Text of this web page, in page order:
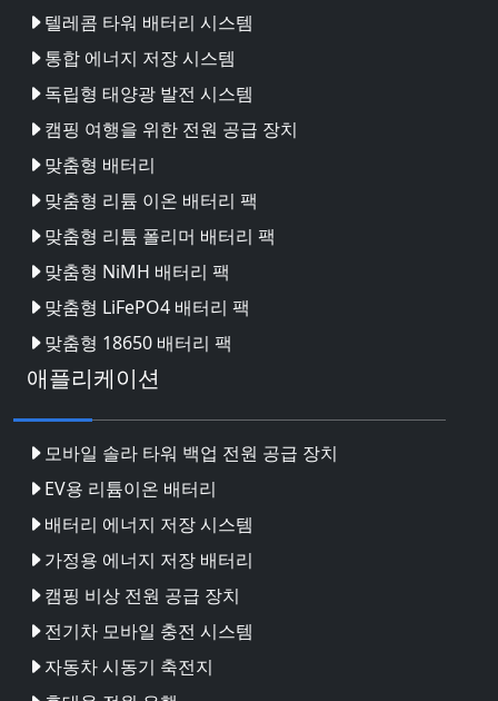
텔레콤 타워 배터리 시스템
통합 에너지 저장 시스템
독립형 태양광 발전 시스템
캠핑 여행을 위한 전원 공급 장치
맞춤형 배터리
맞춤형 리튬 이온 배터리 팩
맞춤형 리튬 폴리머 배터리 팩
맞춤형 NiMH 배터리 팩
맞춤형 LiFePO4 배터리 팩
맞춤형 18650 배터리 팩
애플리케이션
모바일 솔라 타워 백업 전원 공급 장치
EV용 리튬이온 배터리
배터리 에너지 저장 시스템
가정용 에너지 저장 배터리
캠핑 비상 전원 공급 장치
전기차 모바일 충전 시스템
자동차 시동기 축전지